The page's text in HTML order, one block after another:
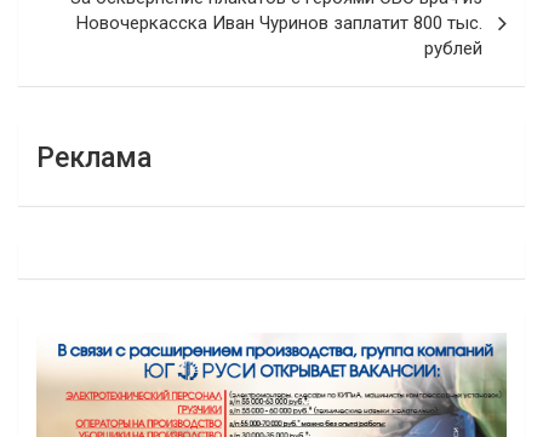
Новочеркасска Иван Чуринов заплатит 800 тыс.
рублей
Реклама